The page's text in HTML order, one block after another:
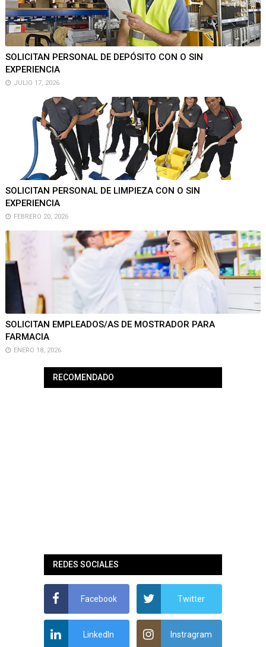
SOLICITAN PERSONAL DE DEPÓSITO CON O SIN
EXPERIENCIA
JULIO 17, 2026
SOLICITAN PERSONAL DE LIMPIEZA CON O SIN
EXPERIENCIA
FEBRERO 20, 2026
SOLICITAN EMPLEADOS/AS DE MOSTRADOR PARA
FARMACIA
ENERO 18, 2026
RECOMENDADO
REDES SOCIALES
Facebook Twitter
LinkedIn Instragram